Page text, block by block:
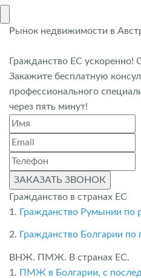
Рынок недвижимости в
Гражданство ЕС ускоренно!
Закажите бесплатную
профессионального
через пять минут!
ЗАКАЗАТЬ ЗВОНОК
Гражданство в странах ЕС
1. Гражданство Румынии по
2. Гражданство Болгарии
ВНЖ. ПМЖ. В странах ЕС.
1. ПМЖ в Болгарии, с